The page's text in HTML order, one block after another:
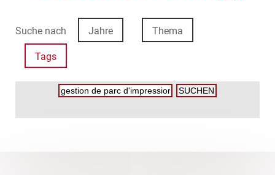
Suche nach Jahre Thema
Tags